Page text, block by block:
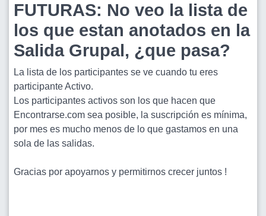
FUTURAS: No veo la lista de
los que estan anotados en la
Salida Grupal, ¿que pasa?
La lista de los participantes se ve cuando tu eres
participante Activo.
Los participantes activos son los que hacen que
Encontrarse.com sea posible, la suscripción es mínima,
por mes es mucho menos de lo que gastamos en una
sola de las salidas.
Gracias por apoyarnos y permitirnos crecer juntos !